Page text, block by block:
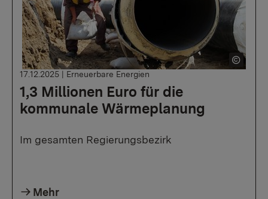
1,3 Millionen Euro für die
kommunale Wärmeplanung
17.12.2025 | Erneuerbare Energien
Im gesamten Regierungsbezirk
Mehr